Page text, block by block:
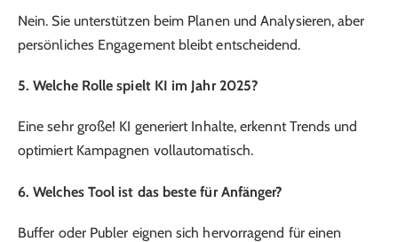
Nein. Sie unterstützen beim Planen und Analysieren, aber
persönliches Engagement bleibt entscheidend.
5. Welche Rolle spielt KI im Jahr 2025?
Eine sehr große! KI generiert Inhalte, erkennt Trends und
optimiert Kampagnen vollautomatisch.
6. Welches Tool ist das beste für Anfänger?
Buffer oder Publer eignen sich hervorragend für einen